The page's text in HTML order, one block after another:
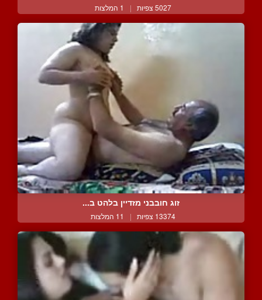
5027 צפיות | 1 המלצות
זוג חובבני מזדיין בלהט ב...
13374 צפיות | 11 המלצות